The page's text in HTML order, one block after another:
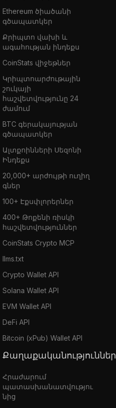
Ethereum ծիածանի
գծապատկեր
Քրիպտո վախի և
ագահության ինդեքս
CoinStats վիջեթներ
Կրիպտոարժութային
շուկայի
հաշվետվությունը 24
ժամում
BTC գերակայության
գծապատկեր
Ալտքոինների Սեզոնի
Ինդեքս
20,000+ արժույթի ուղիղ
գներ
100+ Էքսփլորերներ
400+ Թոքենի ռիսկի
հաշվետվություններ
CoinStats Crypto MCP
llms.txt
Crypto Wallet API
Solana Wallet API
EVM Wallet API
DeFi API
Bitcoin (xPub) Wallet API
Քաղաքականություններ
Հրաժարում
պատասխանատվությու
նից